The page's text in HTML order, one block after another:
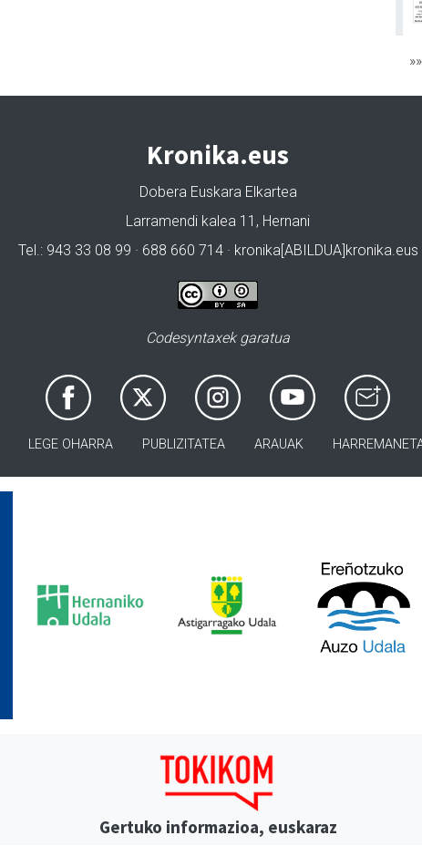
»»
Kronika.eus
Dobera Euskara Elkartea
Larramendi kalea 11, Hernani
Tel.: 943 33 08 99 · 688 660 714 · kronika[ABILDUA]kronika.eus
Codesyntaxek garatua
LEGE OHARRA PUBLIZITATEA ARAUAK
Gertuko informazioa, euskaraz